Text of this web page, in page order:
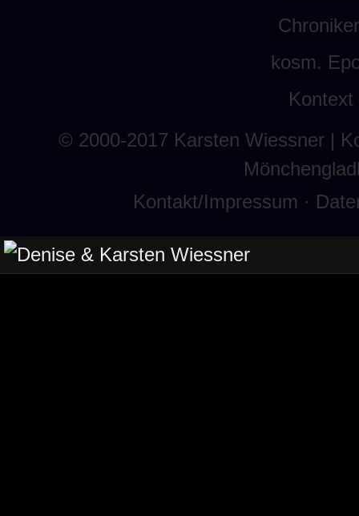
kosm.
Kontext
© 2000-2017 Karsten Wiessner |
Kontakt/Impressum ·